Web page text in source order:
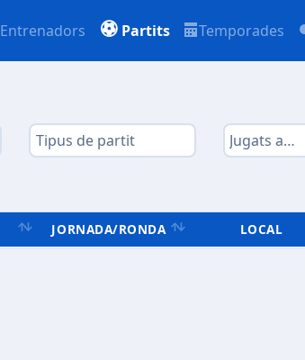
Entrenadors Partits Temporades
JORNADA/RONDA LOCAL